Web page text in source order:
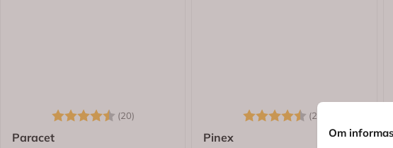
Karakter: (20)
Paracet
Karakter: (24)
Pinex
Om